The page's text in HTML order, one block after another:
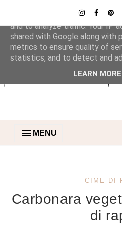
MENU
CIME DI
Carbonara
di
This site uses cookies from
and to analyze traffic. Your IP
shared with Google along with
metrics to ensure quality of
statistics, and to detect and
LEARN MORE